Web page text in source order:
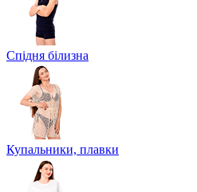
Спідня білизна
Купальники, плавки